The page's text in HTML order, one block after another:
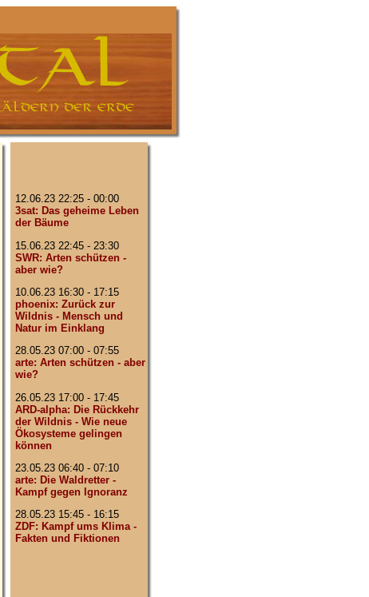
12.06.23 22:25 - 00:00
3sat: Das geheime Leben
der Bäume
15.06.23 22:45 - 23:30
SWR: Arten schützen -
aber wie?
10.06.23 16:30 - 17:15
phoenix: Zurück zur
Wildnis - Mensch und
Natur im Einklang
28.05.23 07:00 - 07:55
arte: Arten schützen - aber
wie?
26.05.23 17:00 - 17:45
ARD-alpha: Die Rückkehr
der Wildnis - Wie neue
Ökosysteme gelingen
können
23.05.23 06:40 - 07:10
arte: Die Waldretter -
Kampf gegen Ignoranz
28.05.23 15:45 - 16:15
ZDF: Kampf ums Klima -
Fakten und Fiktionen